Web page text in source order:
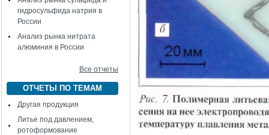
гидросульфида натрия в
России
Анализ рынка нитрата
алюминия в России
Все отчеты
ОТЧЕТЫ ПО ТЕМАМ
Другая продукция
Литье под давлением,
ротоформование